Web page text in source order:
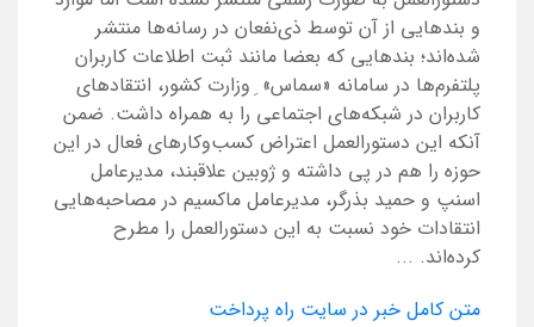
و بندهایی از آن توسط ذی‌نفعان در رسانه‌ها منتشر
شده‌اند؛ بندهایی که بعضا مانند ثبت اطلاعات کاربران
پلتفرم‌ها در سامانه «سماس» ِ وزارت کشور، انتقادهای
کاربران در شبکه‌های اجتماعی را به همراه داشت. ضمن
آنکه این دستورالعمل اعتراض کسب‌وکارهای فعال در این
حوزه را هم در پی داشته و ژوبین علاقبند، مدیرعامل
اسنپ و حمید بذرگر، مدیرعامل ماکسیم در مصاحبه‌هایی
انتقادات خود نسبت به این دستورالعمل را مطرح
کرده‌اند. ...
متن کامل خبر در سایت راه پرداخت